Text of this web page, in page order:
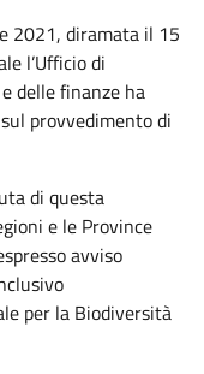
2021, diramata il 15
l’Ufficio di
delle finanze ha
provvedimento di
di questa
e le Province
avviso
per la Biodiversità